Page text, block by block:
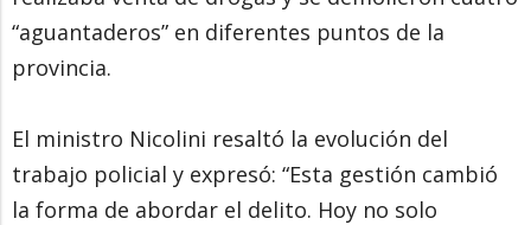
“aguantaderos” en diferentes puntos de la
provincia.
El ministro Nicolini resaltó la evolución del
trabajo policial y expresó: “Esta gestión cambió
la forma de abordar el delito. Hoy no solo